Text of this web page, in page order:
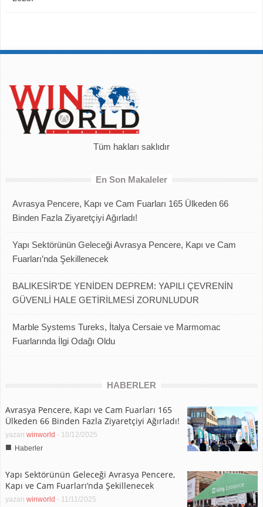
Tüm hakları saklıdır
En Son Makaleler
Avrasya Pencere, Kapı ve Cam Fuarları 165 Ülkeden 66
Binden Fazla Ziyaretçiyi Ağırladı!
Yapı Sektörünün Geleceği Avrasya Pencere, Kapı ve Cam
Fuarları’nda Şekillenecek
BALIKESİR’DE YENİDEN DEPREM: YAPILI ÇEVRENİN
GÜVENLİ HALE GETİRİLMESİ ZORUNLUDUR
Marble Systems Tureks, İtalya Cersaie ve Marmomac
Fuarlarında İlgi Odağı Oldu
HABERLER
Avrasya Pencere, Kapı ve Cam Fuarları 165
Ülkeden 66 Binden Fazla Ziyaretçiyi Ağırladı!
yazan winworld - 10/12/2025
■ Haberler
Yapı Sektörünün Geleceği Avrasya Pencere,
Kapı ve Cam Fuarları’nda Şekillenecek
yazan winworld - 11/11/2025